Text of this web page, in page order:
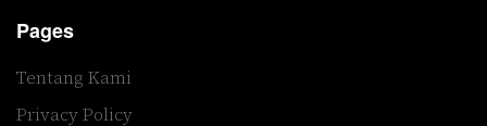
Pages
Tentang Kami
Privacy Policy